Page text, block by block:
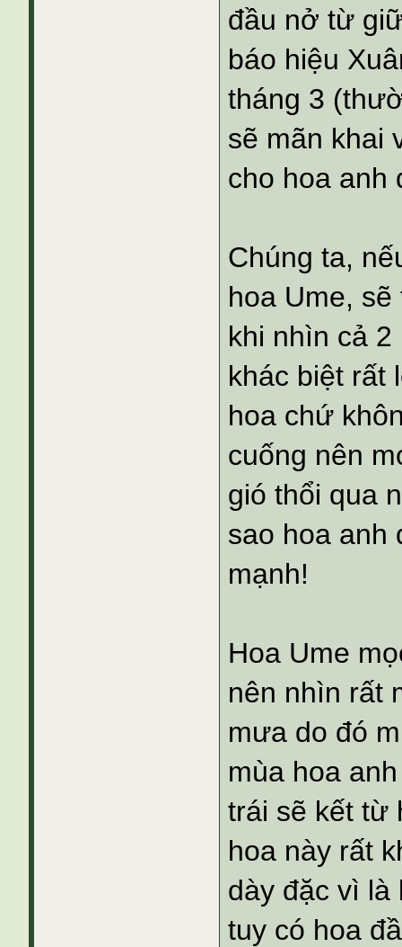
đầu nở từ
báo hiệu
tháng 3
sẽ mãn khai
cho hoa anh
Chúng ta,
hoa Ume,
khi nhìn cả
khác biệt rất
hoa chứ
cuống nên
gió thổi qua
sao hoa anh
mạnh!
Hoa Ume
nên nhìn rất
mưa do đó
mùa hoa
trái sẽ kết từ
hoa này rất
dày đặc vì là
tuy có hoa